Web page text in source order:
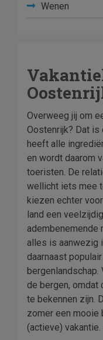
Wenen
Overweeg jij om
Oostenrijk? Dat
heeft alle
en wordt daarom
toeristen. De
wellicht iets mee
kiezen echter
land een
adembenemende
alles is aanwezig
daarnaast
bergenlandschap.
de bergen, omdat
te bekennen zijn.
zomer een mooie
(actieve) vakantie.